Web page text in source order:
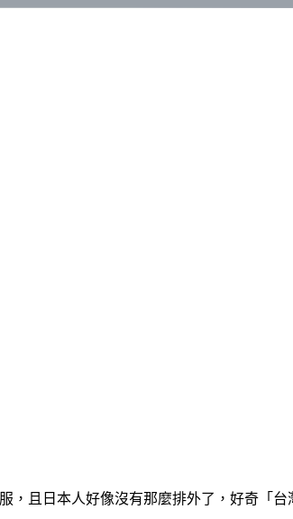
，且日本人好像沒有那麼排外了，好奇「台